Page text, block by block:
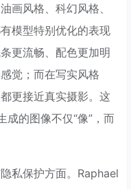
画风格、科幻风格、
模型特别优化的表现
更流畅、配色更加明
觉；而在写实风格
更接近真实摄影。这
的图像不仅“像”，而
私保护方面。Raphael